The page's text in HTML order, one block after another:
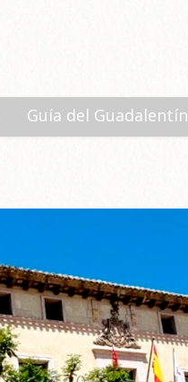
Guía del Guadalentín